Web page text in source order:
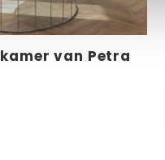
van Petra